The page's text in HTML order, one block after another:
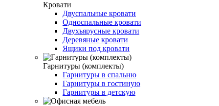
Кровати
Двуспальные кровати
Односпальные кровати
Двухъярусные кровати
Деревяные кровати
Ящики под кровати
Гарнитуры (комплекты)
Гарнитуры в спальню
Гарнитуры в гостиную
Гарнитуры в детскую